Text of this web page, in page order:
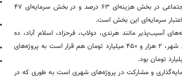
بودجه ۱۳۹۹، حدود ۲۲ درصد رشد داشته است، به‌طوری که سازمان رفاه و خدمات اجتماعی در بخش هزینه‌ای ۶۳ درصد و در بخش سرمایه‌ای ۴۷
۲ هزار میلیارد تومان برای محله‌های آسیب‌پذیر مانند هرندی، دولاب، فرحزاد، اسلام آباد، ده
ونک، خاک سفید، شمیران نو و ... پیش بینی شده و در صورت موافقت اعضای شورای شهر، ۲ هزار و ۴۵۰ میلیارد تومان هم قرار است به پروژه‌های
و مشارکت در پروژه‌های شهری است به طوری که در